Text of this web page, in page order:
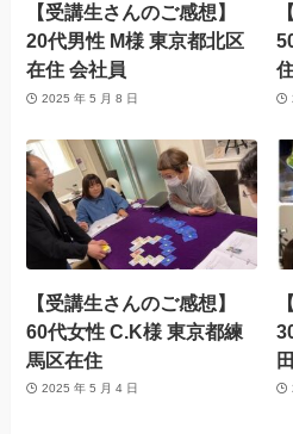
【受講生さんのご感想】
20代男性 M様 東京都北区
在住 会社員
2025 年 5 月 8 日
【受講生さんのご感想】
60代女性 C.K様 東京都練
馬区在住
2025 年 5 月 4 日